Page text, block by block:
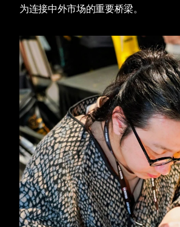
为连接中外市场的重要桥梁。